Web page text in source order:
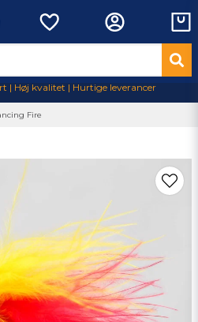
| Høj kvalitet | Hurtige leverancer
Fire